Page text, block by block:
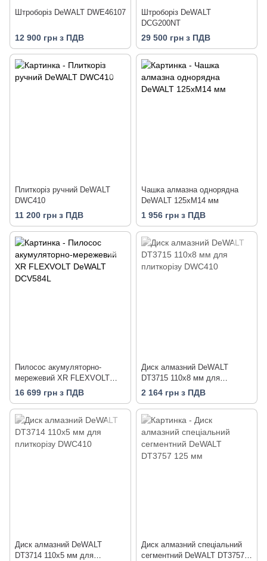
Штроборіз DeWALT DWE46107
12 900 грн з ПДВ
Штроборіз DeWALT
DCG200NT
29 500 грн з ПДВ
Плиткоріз ручний DeWALT
DWC410
11 200 грн з ПДВ
Чашка алмазна однорядна
DeWALT 125хМ14 мм
1 956 грн з ПДВ
Пилосос акумуляторно-
мережевий XR FLEXVOLT
DeWALT DCV584L
16 699 грн з ПДВ
Диск алмазний DeWALT
DT3715 110х8 мм для
плиткорізу DWC410
2 164 грн з ПДВ
Диск алмазний DeWALT
DT3714 110х5 мм для
Диск алмазний спеціальний
сегментний DeWALT DT3757